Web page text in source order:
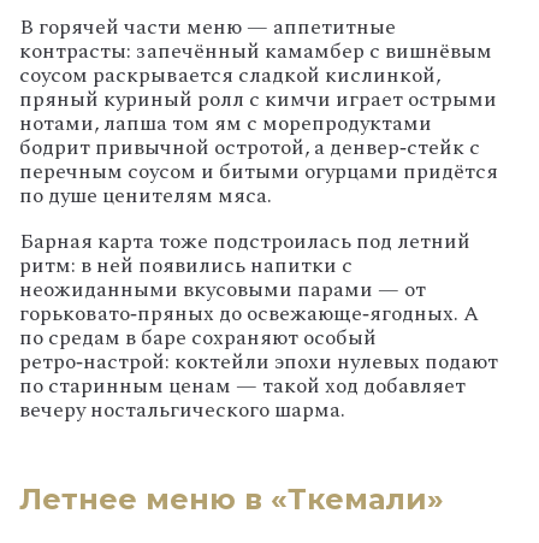
В горячейчасти меню— аппетитные
контрасты: запечённый камамбер с вишнёвым
соусом раскрывается сладкой кислинкой,
пряный куриный ролл с кимчи играетострыми
нотами,лапшатом ям с морепродуктами
бодритпривычной остротой,аденвер‑стейкс
перечным соусом и битыми огурцами придётся
подуше ценителям мяса.
Барная картатоже подстроиласьподлетний
ритм: вней появилисьнапитки с
неожиданными вкусовыми парами — от
горьковато‑пряных доосвежающе‑ягодных.А
посредам вбаре сохраняютособый
ретро‑настрой: коктейли эпохи нулевых подают
постаринным ценам — такойход добавляет
вечеруностальгическогошарма.
Летнее меню в «Ткемали»